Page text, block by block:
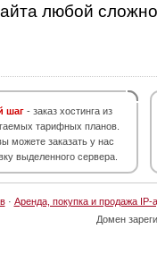
любой
шаг - заказ хостинга из
тарифных планов.
можете заказать у нас
выделенного сервера.
· Аренда, покупка и продажа IP-
Домен